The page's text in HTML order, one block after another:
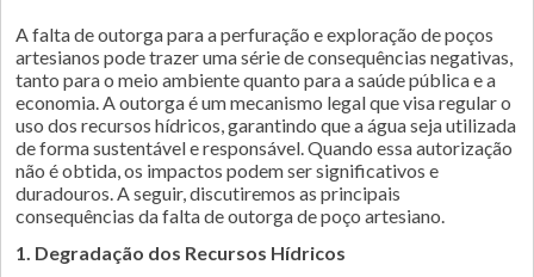
A falta de outorga para a perfuração e exploração de poços
artesianos pode trazer uma série de consequências negativas,
tanto para o meio ambiente quanto para a saúde pública e a
economia. A outorga é um mecanismo legal que visa regular o
uso dos recursos hídricos, garantindo que a água seja utilizada
de forma sustentável e responsável. Quando essa autorização
não é obtida, os impactos podem ser significativos e
duradouros. A seguir, discutiremos as principais
consequências da falta de outorga de poço artesiano.
1. Degradação dos Recursos Hídricos